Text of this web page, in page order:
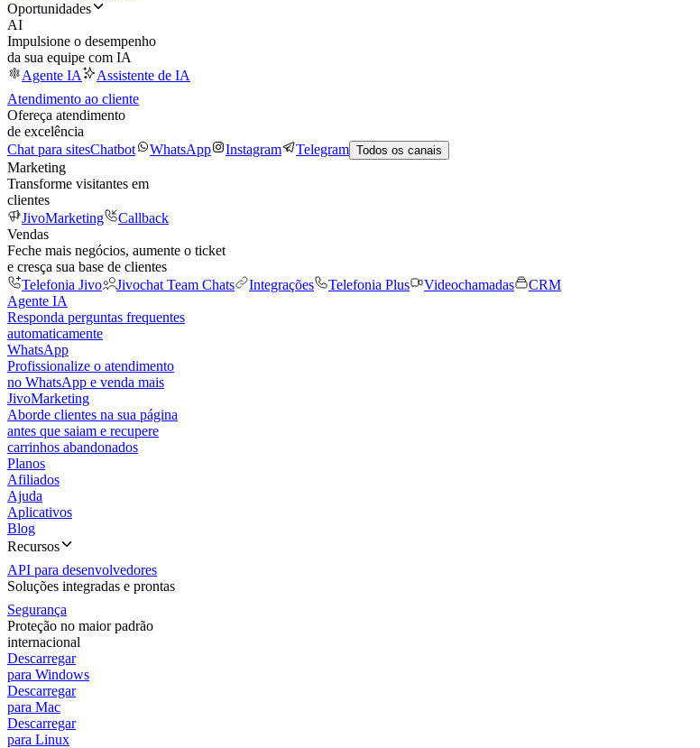
Oportunidades
AI
Impulsione o desempenho
da sua equipe com IA
Agente IA
Assistente de IA
Atendimento ao cliente
Ofereça atendimento
de excelência
Chat para sitesChatbot WhatsApp Instagram Telegram Todos os canais
Marketing
Transforme visitantes em
clientes
JivoMarketing
Callback
Vendas
Feche mais negócios, aumente o ticket
e cresça sua base de clientes
Telefonia Jivo
Jivochat Team Chats Integrações Telefonia Plus Videochamadas
CRM
Agente IA
Responda perguntas frequentes
automaticamente
WhatsApp
Profissionalize o atendimento
no WhatsApp e venda mais
JivoMarketing
Aborde clientes na sua página
antes que saiam e recupere
carrinhos abandonados
Planos
Afiliados
Ajuda
Aplicativos
Blog
Recursos
API para desenvolvedores
Soluções integradas e prontas
Segurança
Proteção no maior padrão
internacional
Descarregar
para Windows
Descarregar
para Mac
Descarregar
para Linux